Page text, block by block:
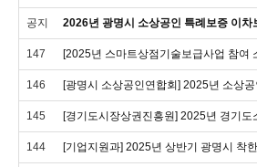
공지 2026년 광명시 소상공인 특례보증 이차
147 [2025년 스마트상점기술보급사업 참여
146 [광명시 소상공인연합회] 2025년 소상공
145 [경기도시장상권진흥원] 2025년 경기
144 [기업지원과] 2025년 상반기 광명시 착